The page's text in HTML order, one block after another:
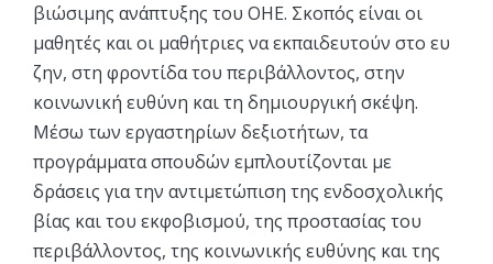
βιώσιμης ανάπτυξης του ΟΗΕ. Σκοπός είναι οι
μαθητές και οι μαθήτριες να εκπαιδευτούν στο ευ
ζην, στη φροντίδα του περιβάλλοντος, στην
κοινωνική ευθύνη και τη δημιουργική σκέψη.
Μέσω των εργαστηρίων δεξιοτήτων, τα
προγράμματα σπουδών εμπλουτίζονται με
δράσεις για την αντιμετώπιση της ενδοσχολικής
βίας και του εκφοβισμού, της προστασίας του
περιβάλλοντος, της κοινωνικής ευθύνης και της